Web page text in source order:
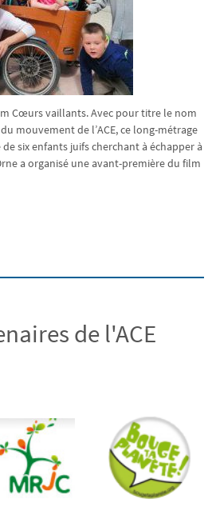
Cœurs vaillants. Avec pour titre le nom
mouvement de l’ACE, ce long-métrage
six enfants juifs cherchant à échapper à
a organisé une avant-première du film
de l'ACE